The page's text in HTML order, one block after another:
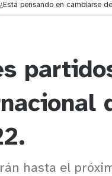
Gobernador compromete
hasta el